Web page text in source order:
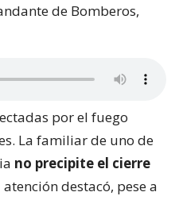
de Bomberos,
por el fuego
La familiar de uno de
no precipite el cierre
atención destacó, pese a